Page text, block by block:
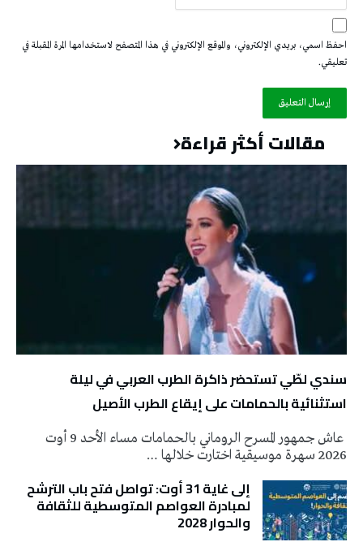
احفظ اسمي، بريدي الإلكتروني، والموقع الإلكتروني في هذا المتصفح لاستخدامها المرة المقبلة في
تعليقي.
مقالات أكثر قراءة
سندي لطّي تستحضر ذاكرة الطرب العربي في ليلة
استثنائية بالحمامات على إيقاع الطرب الأصيل
عاش جمهور المسرح الروماني بالحمامات مساء الأحد 9 أوت
2026 سهرة موسيقية اختارت خلالها …
إلى غاية 31 أوت: تواصل فتح باب الترشح
لمبادرة العواصم المتوسطية للثقافة
والحوار 2028